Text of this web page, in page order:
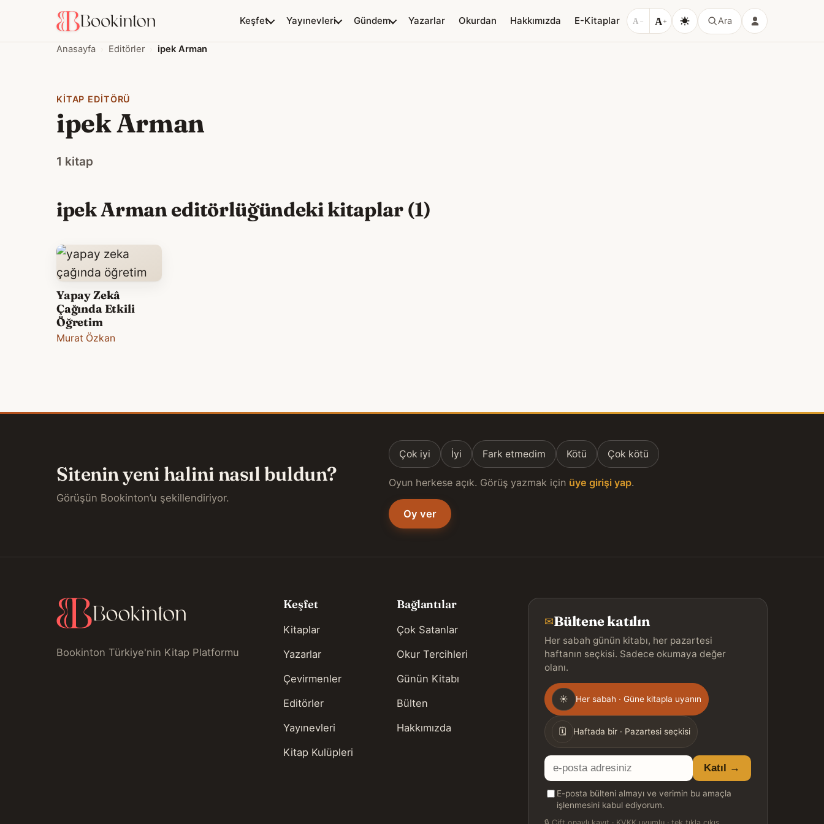
Keşfet Yayınevleri Gündem Yazarlar Okurdan Hakkımızda E-Kitaplar A − A+ Ara
Anasayfa Editörler ipek Arman
KITAP EDITÖRÜ
ipek Arman
1 kitap
ipek Arman editörlüğündeki kitaplar (1)
Yapay Zekâ
Çağında Etkili
Öğretim
Murat Özkan
Sitenin yeni halini nasıl buldun?
Görüşün Bookinton’u şekillendiriyor.
Çok iyi İyi Fark etmedim Kötü Çok kötü
Oyun herkese açık. Görüş yazmak için üye girişi yap.
Oy ver
Bookinton Türkiye'nin Kitap Platformu
Keşfet
Kitaplar
Yazarlar
Çevirmenler
Editörler
Yayınevleri
Kitap Kulüpleri
Bağlantılar
Çok Satanlar
Okur Tercihleri
Günün Kitabı
Bülten
Hakkımızda
✉Bültene katılın
Her sabah günün kitabı, her pazartesi
haftanın seçkisi. Sadece okumaya değer
olanı.
Gönderim
sıklığı
☀ Her sabah · Güne kitapla uyanın
🗓 Haftada bir · Pazartesi seçkisi
E-
posta
adresiniz
Katıl →
E-posta bülteni almayı ve verimin bu amaçla
işlenmesini kabul ediyorum.